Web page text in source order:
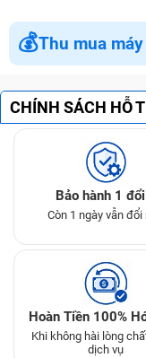
💰Thu mua
CHÍNH SÁCH HỖ
Bảo hành 1 đổi
Còn 1 ngày vẫn đổi
Hoàn Tiền 100%
Khi không hài lòng
dịch vụ